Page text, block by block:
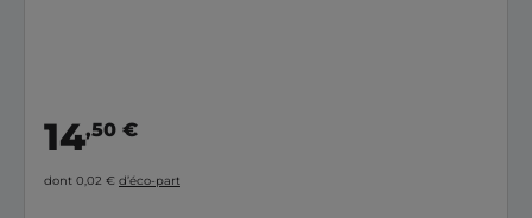
14,50 €
dont 0,02 € d’éco-part